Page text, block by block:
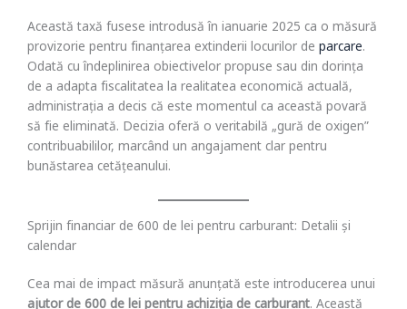
Această taxă fusese introdusă în ianuarie 2025 ca o măsură
provizorie pentru finanțarea extinderii locurilor de parcare.
Odată cu îndeplinirea obiectivelor propuse sau din dorința
de a adapta fiscalitatea la realitatea economică actuală,
administrația a decis că este momentul ca această povară
să fie eliminată. Decizia oferă o veritabilă „gură de oxigen”
contribuabililor, marcând un angajament clar pentru
bunăstarea cetățeanului.
Sprijin financiar de 600 de lei pentru carburant: Detalii și
calendar
Cea mai de impact măsură anunțată este introducerea unui